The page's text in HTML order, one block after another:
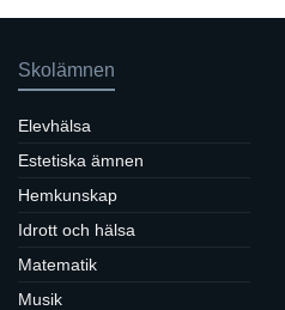
Skolämnen
Elevhälsa
Estetiska ämnen
Hemkunskap
Idrott och hälsa
Matematik
Musik